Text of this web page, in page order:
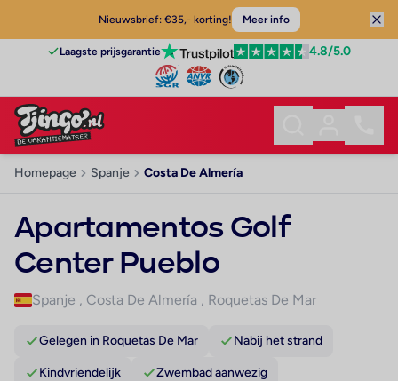
Nieuwsbrief: €35,- korting! Meer info
Laagste prijsgarantie 4.8/5.0
Homepage Spanje Costa De Almería
Apartamentos Golf
Center Pueblo
Spanje , Costa De Almería , Roquetas De Mar
Gelegen in Roquetas De Mar Nabij het strand
Kindvriendelijk Zwembad aanwezig